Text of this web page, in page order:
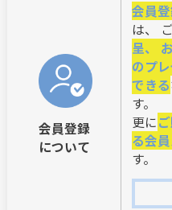
会員登録
について
会員
は、
呈、
のプ
できる
す。
更に
る会
す。